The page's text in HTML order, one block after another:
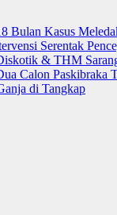
Bulan Kasus
Serentak
& THM
Calon Paskibraka
di Tangkap